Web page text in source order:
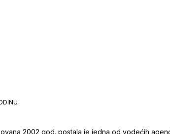
2002 god. postala je jedna od vodećih